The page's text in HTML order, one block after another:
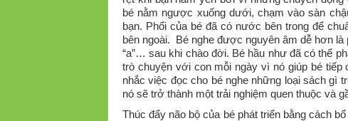
bé nằm ngược xuống dưới, chạm vào sàn
bạn. Phổi của bé đã có nước bên trong để
bên ngoài. Bé nghe được nguyên âm dễ hơn
“a”… sau khi chào đời. Bé hầu như đã có thể
trò chuyện với con mỗi ngày vì nó giúp bé
nhắc việc đọc cho bé nghe những loại sách gì
nó sẽ trở thành một trải nghiệm quen thuộc và
Thúc đẩy não bộ của bé phát triển bằng cách